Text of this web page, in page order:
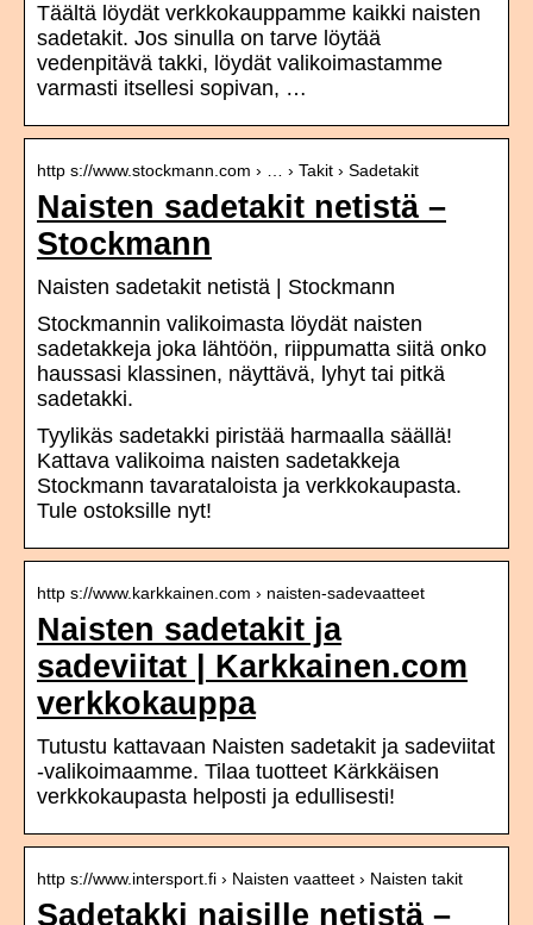
Täältä löydät verkkokauppamme kaikki naisten
sadetakit. Jos sinulla on tarve löytää
vedenpitävä takki, löydät valikoimastamme
varmasti itsellesi sopivan, …
http s://www.stockmann.com › … › Takit › Sadetakit
Naisten sadetakit netistä –
Stockmann
Naisten sadetakit netistä | Stockmann
Stockmannin valikoimasta löydät naisten
sadetakkeja joka lähtöön, riippumatta siitä onko
haussasi klassinen, näyttävä, lyhyt tai pitkä
sadetakki.
Tyylikäs sadetakki piristää harmaalla säällä!
Kattava valikoima naisten sadetakkeja
Stockmann tavarataloista ja verkkokaupasta.
Tule ostoksille nyt!
http s://www.karkkainen.com › naisten-sadevaatteet
Naisten sadetakit ja
sadeviitat | Karkkainen.com
verkkokauppa
Tutustu kattavaan Naisten sadetakit ja sadeviitat
-valikoimaamme. Tilaa tuotteet Kärkkäisen
verkkokaupasta helposti ja edullisesti!
http s://www.intersport.fi › Naisten vaatteet › Naisten takit
Sadetakki naisille netistä –